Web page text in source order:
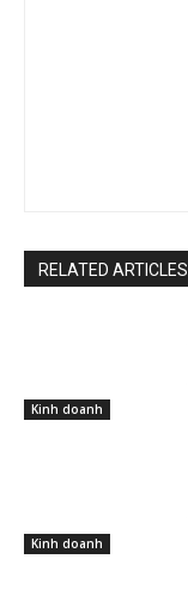
RELATED ARTICLES
Kinh doanh
Kinh doanh